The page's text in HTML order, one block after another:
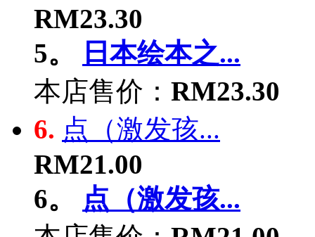
RM23.30
5。
日本绘本之...
本店售价： RM23.30
6. 点（激发孩...
RM21.00
6。
点（激发孩...